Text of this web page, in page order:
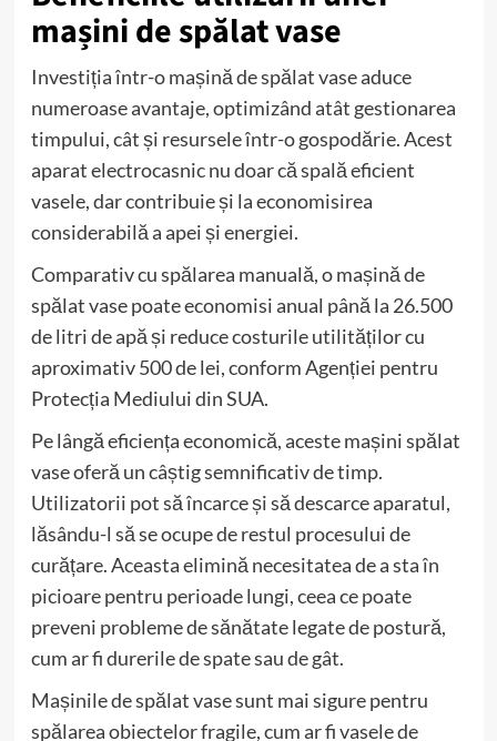
mașini de spălat vase
Investiția într-o mașină de spălat vase aduce
numeroase avantaje, optimizând atât gestionarea
timpului, cât și resursele într-o gospodărie. Acest
aparat electrocasnic nu doar că spală eficient
vasele, dar contribuie și la economisirea
considerabilă a apei și energiei.
Comparativ cu spălarea manuală, o mașină de
spălat vase poate economisi anual până la 26.500
de litri de apă și reduce costurile utilităților cu
aproximativ 500 de lei, conform Agenției pentru
Protecția Mediului din SUA.
Pe lângă eficiența economică, aceste mașini spălat
vase oferă un câștig semnificativ de timp.
Utilizatorii pot să încarce și să descarce aparatul,
lăsându-l să se ocupe de restul procesului de
curățare. Aceasta elimină necesitatea de a sta în
picioare pentru perioade lungi, ceea ce poate
preveni probleme de sănătate legate de postură,
cum ar fi durerile de spate sau de gât.
Mașinile de spălat vase sunt mai sigure pentru
spălarea obiectelor fragile, cum ar fi vasele de